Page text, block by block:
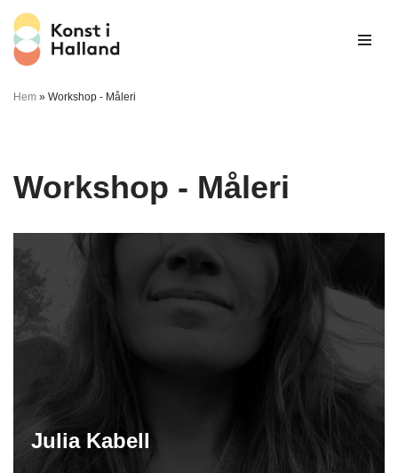
Hoppa
till
innehåll
Hem » Workshop - Måleri
Workshop - Måleri
Julia Kabell